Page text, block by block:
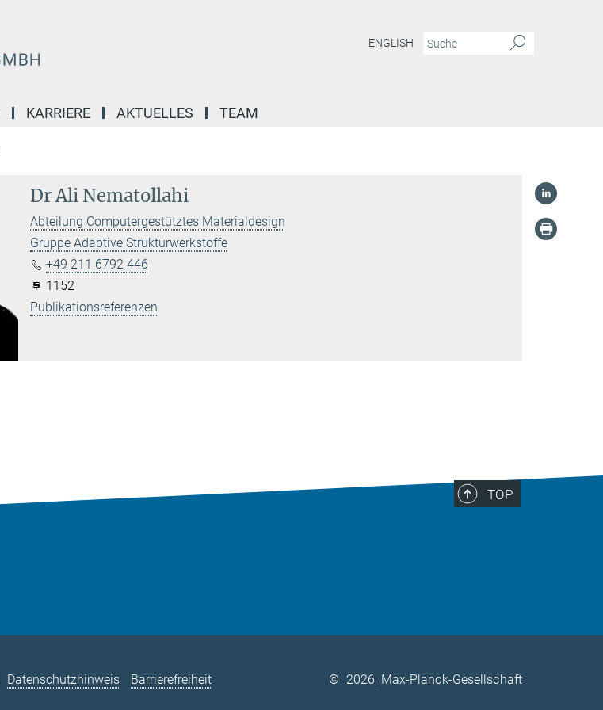
ENGLISH
KARRIERE AKTUELLES TEAM
Dr Ali Nematollahi
Abteilung Computergestütztes Materialdesign
Gruppe Adaptive Strukturwerkstoffe
+49 211 6792 446
1152
Publikationsreferenzen
TOP
Datenschutzhinweis Barrierefreiheit © 2026, Max-Planck-Gesellschaft